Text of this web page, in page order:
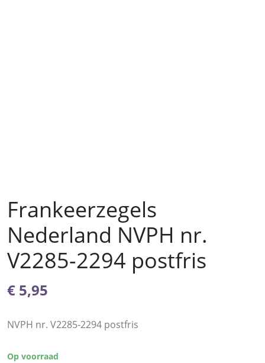
Frankeerzegels
Nederland NVPH nr.
V2285-2294 postfris
€ 5,95
NVPH nr. V2285-2294 postfris
Op voorraad